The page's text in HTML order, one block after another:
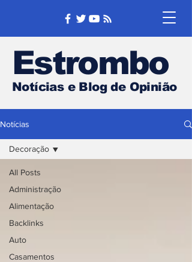
Estrombo
Notícias e Blog de Opinião
Notícias
All Posts
Administração
Alimentação
Backlinks
Auto
Casamentos
Decoração